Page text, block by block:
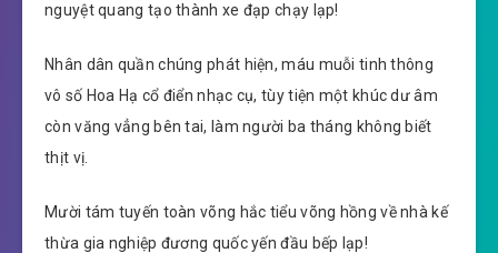
nguyệt quang tạo thành xe đạp chạy lạp!
Nhân dân quần chúng phát hiện, máu muỗi tinh thông
vô số Hoa Hạ cổ điển nhạc cụ, tùy tiện một khúc dư âm
còn văng vẳng bên tai, làm người ba tháng không biết
thịt vị.
Mười tám tuyến toàn võng hắc tiểu võng hồng về nhà kế
thừa gia nghiệp đương quốc yến đầu bếp lạp!